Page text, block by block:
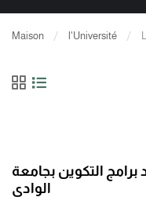
Maison l'Université
التكوين بجامعة
الوادي